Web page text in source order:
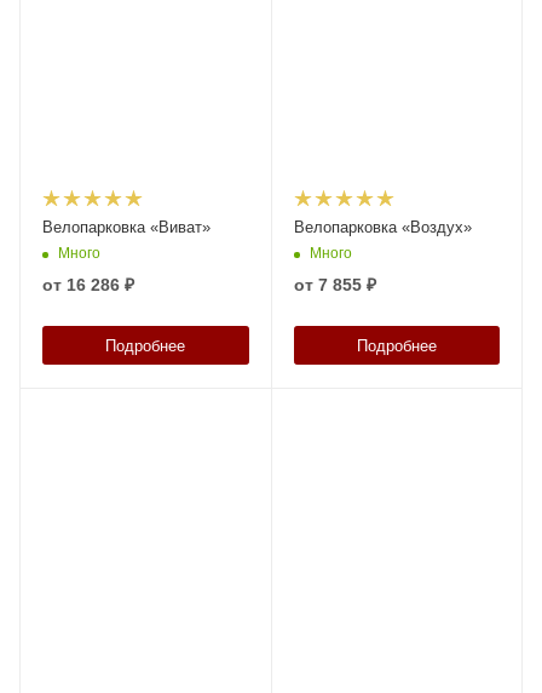
Велопарковка «Виват»
Много
от 16 286 ₽
Подробнее
Велопарковка «Воздух»
Много
от 7 855 ₽
Подробнее